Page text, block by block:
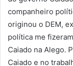
companheiro
originou o DEM,
política me
Caiado na Alego.
Caiado e no